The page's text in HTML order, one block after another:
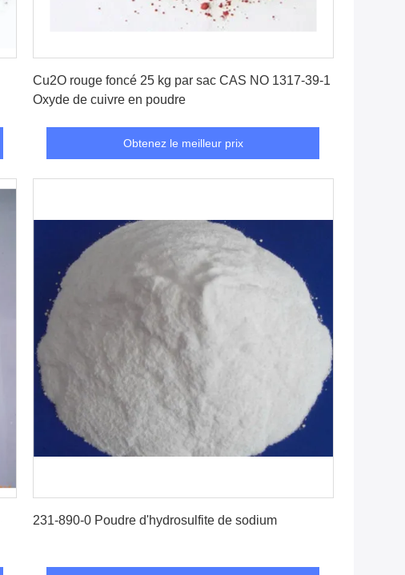
Cu2O rouge foncé 25 kg par sac CAS NO 1317-39-1
Oxyde de cuivre en poudre
Obtenez le meilleur prix
231-890-0 Poudre d'hydrosulfite de sodium